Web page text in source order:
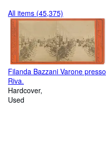
All items (45,375)
Filanda Bazzani Varone presso
Riva.
Hardcover
Used